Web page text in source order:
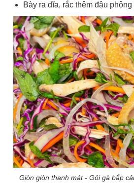
Bày ra dĩa, rắc thêm đậu
Giòn giòn thanh mát - Gỏi gà bắp